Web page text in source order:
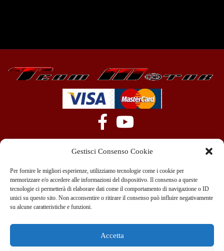
Gestisci Consenso Cookie
Per fornire le migliori esperienze, utilizziamo tecnologie come i cookie per
memorizzare e/o accedere alle informazioni del dispositivo. Il consenso a queste
tecnologie ci permetterà di elaborare dati come il comportamento di navigazione o ID
unici su questo sito. Non acconsentire o ritirare il consenso può influire negativamente
su alcune caratteristiche e funzioni.
Accetta
+39 351 970 89 33
info@teammotor.it